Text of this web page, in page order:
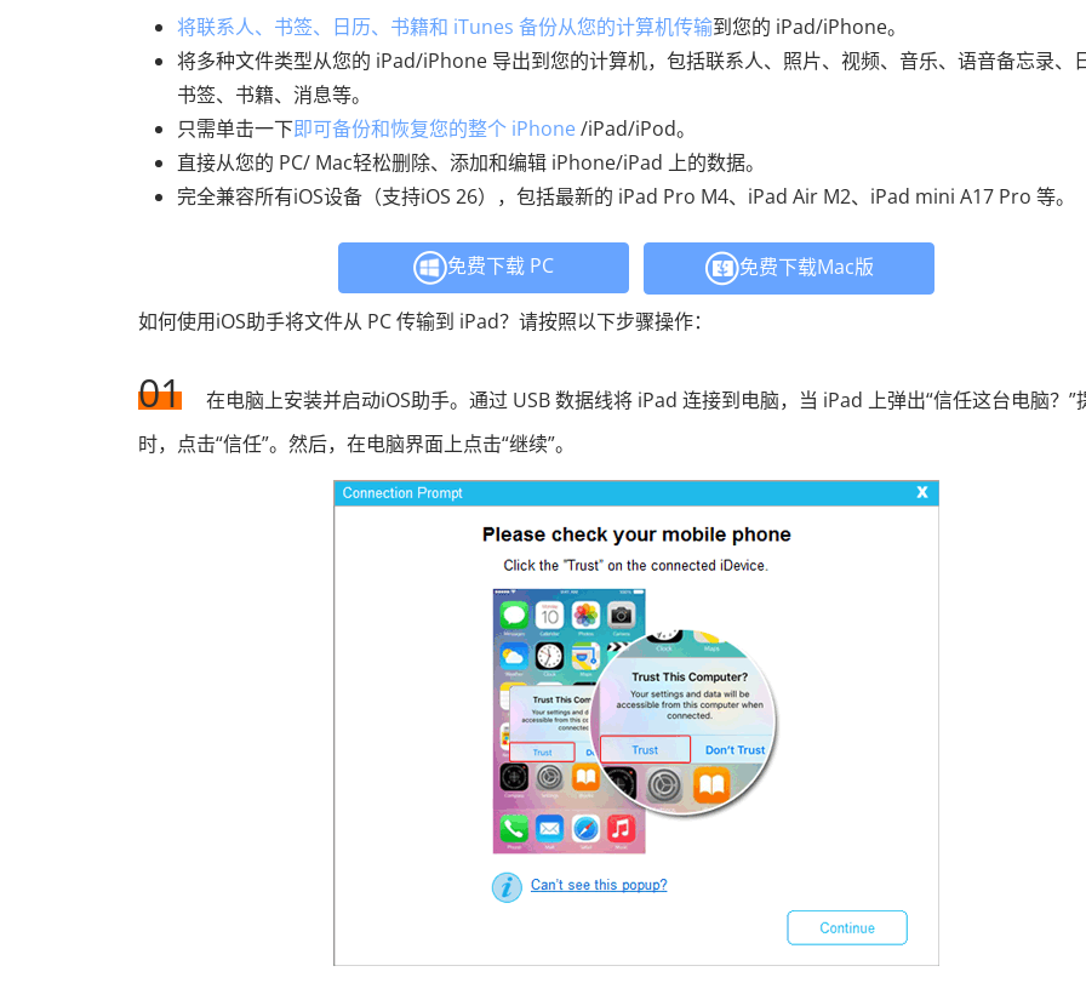
将联系人、书签、日历、书籍和 iTunes 备份从您的计算机传输到您的 iPad/iPhone。
将多种文件类型从您的 iPad/iPhone 导出到您的计算机，包括联系人、照片、视频、音乐、语音备忘录、
书签、书籍、消息等。
只需单击一下即可备份和恢复您的整个 iPhone /iPad/iPod。
直接从您的 PC/ Mac轻松删除、添加和编辑 iPhone/iPad 上的数据。
完全兼容所有iOS设备（支持iOS 26），包括最新的 iPad Pro M4、iPad Air M2、iPad mini A17 Pro 等。
免费下载 PC 免费下载Mac版
如何使用iOS助手将文件从 PC 传输到 iPad？请按照以下步骤操作：
01
在电脑上安装并启动iOS助手。通过 USB 数据线将 iPad 连接到电脑，当 iPad 上弹出“信任这台电脑？”
时，点击“信任”。然后，在电脑界面上点击“继续”。